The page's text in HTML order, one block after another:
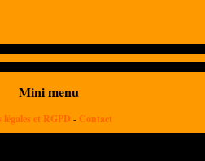
Mini menu
et RGPD - Contact